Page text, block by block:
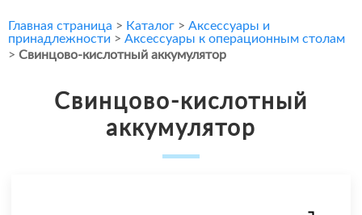
Главная страница > Каталог > Аксессуары и
принадлежности > Аксессуары к операционным столам
> Свинцово-кислотный аккумулятор
Свинцово-кислотный
аккумулятор